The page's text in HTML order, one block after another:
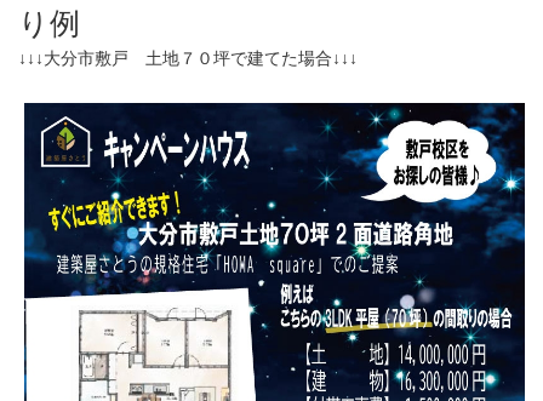
り例
↓↓↓大分市敷戸 土地７０坪で建てた場合↓↓↓